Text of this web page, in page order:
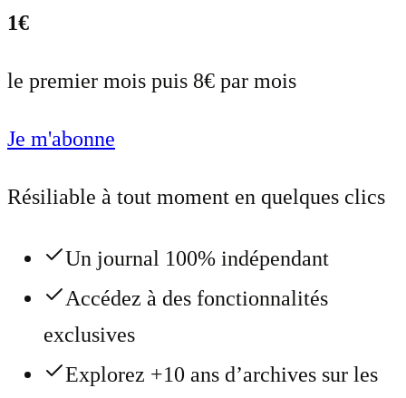
1€
le premier mois puis 8€ par mois
Je m'abonne
Résiliable à tout moment en quelques clics
Un journal 100% indépendant
Accédez à des fonctionnalités
exclusives
Explorez +10 ans d’archives sur les